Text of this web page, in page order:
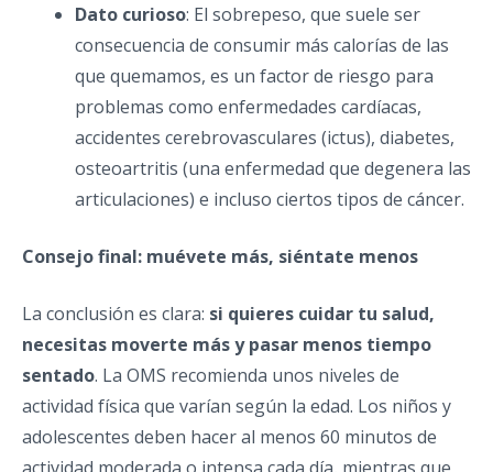
Dato curioso: El sobrepeso, que suele ser
consecuencia de consumir más calorías de las
que quemamos, es un factor de riesgo para
problemas como enfermedades cardíacas,
accidentes cerebrovasculares (ictus), diabetes,
osteoartritis (una enfermedad que degenera las
articulaciones) e incluso ciertos tipos de cáncer.
Consejo final: muévete más, siéntate menos
La conclusión es clara: si quieres cuidar tu salud,
necesitas moverte más y pasar menos tiempo
sentado. La OMS recomienda unos niveles de
actividad física que varían según la edad. Los niños y
adolescentes deben hacer al menos 60 minutos de
actividad moderada o intensa cada día, mientras que